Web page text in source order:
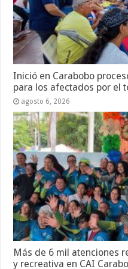
Inició en Carabobo
para los afectados por el
agosto 6, 2026
Más de 6 mil atenciones
y recreativa en CAI